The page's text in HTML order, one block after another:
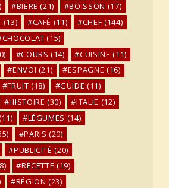
BIÈRE (21) BOISSON (17)
(13) CAFÉ (11) CHEF (144)
CHOCOLAT (15)
COURS (14) CUISINE (11)
ENVOI (21) ESPAGNE (16)
FRUIT (18) GUIDE (11)
HISTOIRE (30) ITALIE (12)
LÉGUMES (14)
PARIS (20)
PUBLICITÉ (20)
RECETTE (19)
RÉGION (23)